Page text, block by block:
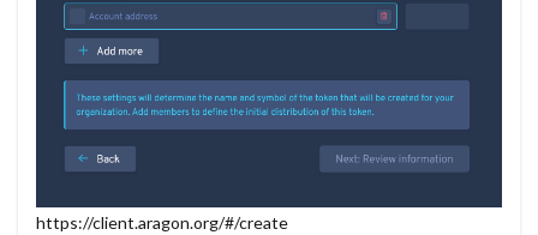
https://client.aragon.org/#/create